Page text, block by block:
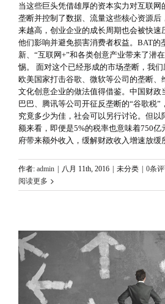
当这些巨头凭借雄厚的资本实力对互联网
垄断并控制了数据、流量这些核心资源后
来越高，创业企业的成长周期也会被快速
他们影响并避免损害消费者权益。BAT的
新、“互联网+”和各类创意产业带来了潜
惕。 面对这个已经形成的市场垄断，我们
欧美国家打击谷歌、微软等公司的垄断、
文化创意企业的做法值得借鉴。中国财政
巴巴、腾讯等公司开征反垄断的“谷歌税”
究竟多少为佳，社会可以另行讨论。但以
额来看，即便是5%的税率也意味着750亿
府带来额外收入，缓解财政收入增速放缓
作者: admin | 八月 11th, 2016 | 未分类 | 0条
阅读更多